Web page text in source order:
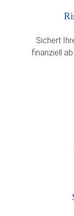
Sichert
finanziell